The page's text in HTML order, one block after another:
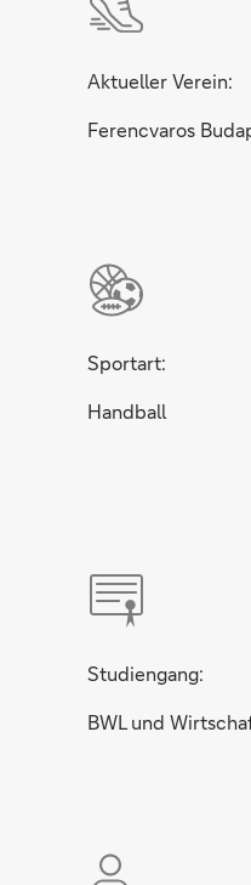
Aktueller Verein:
Ferencvaros
Sportart:
Handball
Studiengang:
BWL und